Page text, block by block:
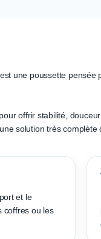
une poussette pensée
offrir stabilité,
solution très complète
et le
coffres ou les